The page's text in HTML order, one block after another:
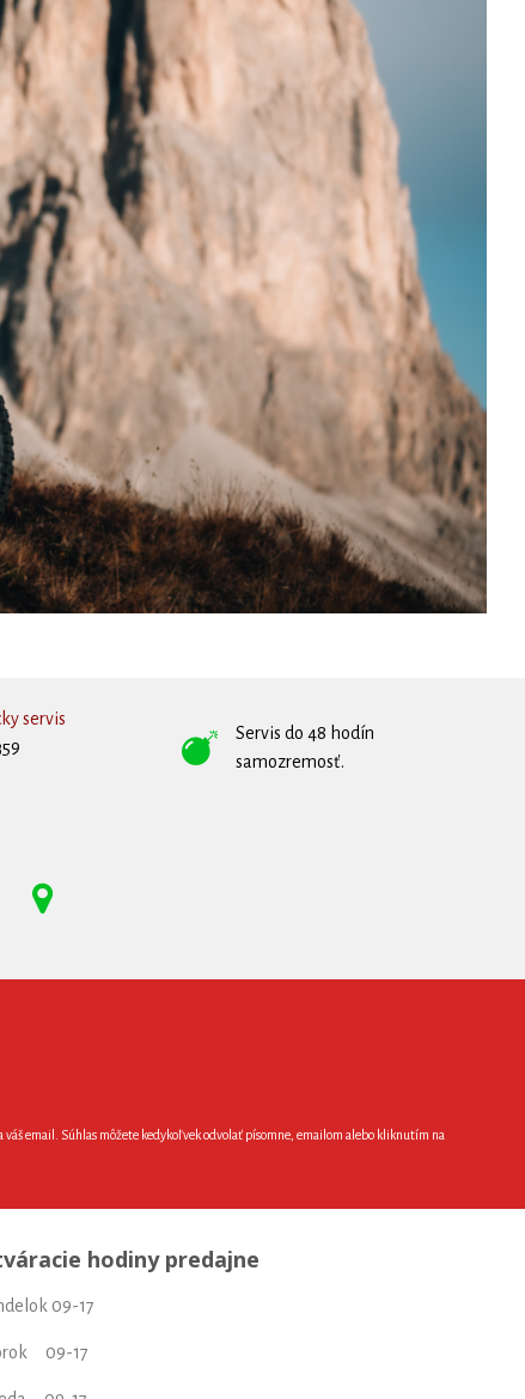
servis
Servis do 48 hodín
samozremosť.
email. Súhlas môžete kedykoľvek odvolať písomne, emailom alebo kliknutím na
hodiny predajne
09-17
09-17